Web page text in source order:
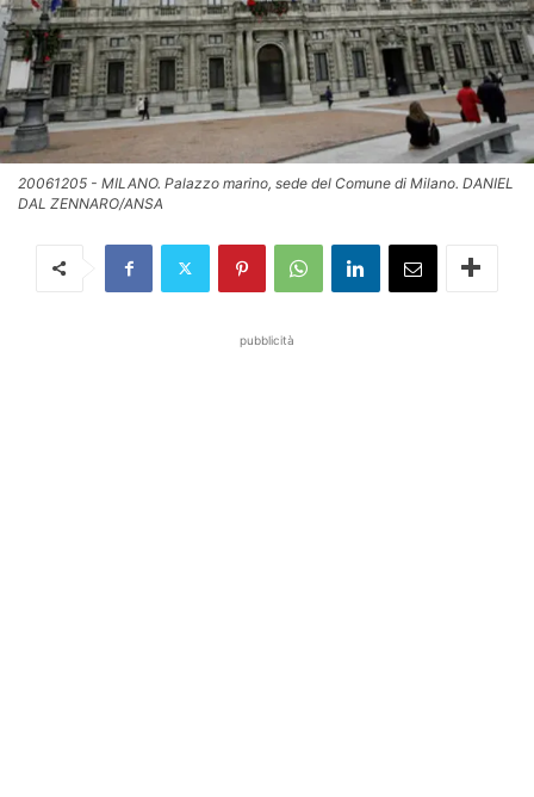
20061205 - MILANO. Palazzo marino, sede del Comune di Milano. DANIEL
DAL ZENNARO/ANSA
pubblicità